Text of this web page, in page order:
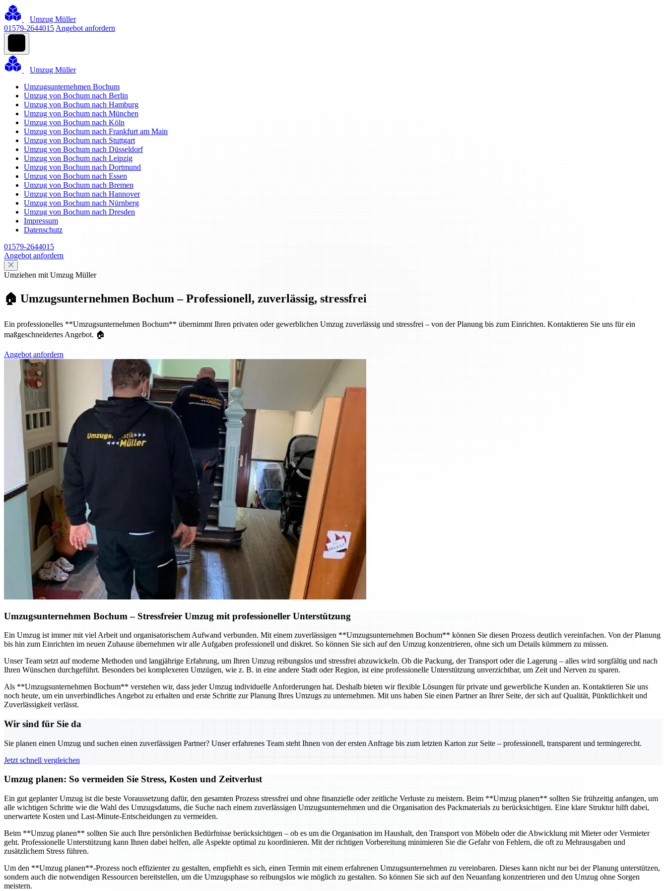
Umzug Müller
01579-2644015 Angebot anfordern
Umzug Müller
Umzugsunternehmen Bochum
Umzug von Bochum nach Berlin
Umzug von Bochum nach Hamburg
Umzug von Bochum nach München
Umzug von Bochum nach Köln
Umzug von Bochum nach Frankfurt am Main
Umzug von Bochum nach Stuttgart
Umzug von Bochum nach Düsseldorf
Umzug von Bochum nach Leipzig
Umzug von Bochum nach Dortmund
Umzug von Bochum nach Essen
Umzug von Bochum nach Bremen
Umzug von Bochum nach Hannover
Umzug von Bochum nach Nürnberg
Umzug von Bochum nach Dresden
Impressum
Datenschutz
01579-2644015
Angebot anfordern
Umziehen mit Umzug Müller
🏠 Umzugsunternehmen Bochum – Professionell, zuverlässig, stressfrei
Ein professionelles **Umzugsunternehmen Bochum** übernimmt Ihren privaten oder gewerblichen Umzug zuverlässig und stressfrei – von der Planung bis zum Einrichten. Kontaktieren Sie uns für ein
maßgeschneidertes Angebot. 🏠
Angebot anfordern
Umzugsunternehmen Bochum – Stressfreier Umzug mit professioneller Unterstützung
Ein Umzug ist immer mit viel Arbeit und organisatorischem Aufwand verbunden. Mit einem zuverlässigen **Umzugsunternehmen Bochum** können Sie diesen Prozess deutlich vereinfachen. Von der Planung
bis hin zum Einrichten im neuen Zuhause übernehmen wir alle Aufgaben professionell und diskret. So können Sie sich auf den Umzug konzentrieren, ohne sich um Details kümmern zu müssen.
Unser Team setzt auf moderne Methoden und langjährige Erfahrung, um Ihren Umzug reibungslos und stressfrei abzuwickeln. Ob die Packung, der Transport oder die Lagerung – alles wird sorgfältig und nach
Ihren Wünschen durchgeführt. Besonders bei komplexeren Umzügen, wie z. B. in eine andere Stadt oder Region, ist eine professionelle Unterstützung unverzichtbar, um Zeit und Nerven zu sparen.
Als **Umzugsunternehmen Bochum** verstehen wir, dass jeder Umzug individuelle Anforderungen hat. Deshalb bieten wir flexible Lösungen für private und gewerbliche Kunden an. Kontaktieren Sie uns
noch heute, um ein unverbindliches Angebot zu erhalten und erste Schritte zur Planung Ihres Umzugs zu unternehmen. Mit uns haben Sie einen Partner an Ihrer Seite, der sich auf Qualität, Pünktlichkeit und
Zuverlässigkeit verlässt.
Wir sind für Sie da
Sie planen einen Umzug und suchen einen zuverlässigen Partner? Unser erfahrenes Team steht Ihnen von der ersten Anfrage bis zum letzten Karton zur Seite – professionell, transparent und termingerecht.
Jetzt schnell vergleichen
Umzug planen: So vermeiden Sie Stress, Kosten und Zeitverlust
Ein gut geplanter Umzug ist die beste Voraussetzung dafür, den gesamten Prozess stressfrei und ohne finanzielle oder zeitliche Verluste zu meistern. Beim **Umzug planen** sollten Sie frühzeitig anfangen, um
alle wichtigen Schritte wie die Wahl des Umzugsdatums, die Suche nach einem zuverlässigen Umzugsunternehmen und die Organisation des Packmaterials zu berücksichtigen. Eine klare Struktur hilft dabei,
unerwartete Kosten und Last-Minute-Entscheidungen zu vermeiden.
Beim **Umzug planen** sollten Sie auch Ihre persönlichen Bedürfnisse berücksichtigen – ob es um die Organisation im Haushalt, den Transport von Möbeln oder die Abwicklung mit Mieter oder Vermieter
geht. Professionelle Unterstützung kann Ihnen dabei helfen, alle Aspekte optimal zu koordinieren. Mit der richtigen Vorbereitung minimieren Sie die Gefahr von Fehlern, die oft zu Mehrausgaben und
zusätzlichem Stress führen.
Um den **Umzug planen**-Prozess noch effizienter zu gestalten, empfiehlt es sich, einen Termin mit einem erfahrenen Umzugsunternehmen zu vereinbaren. Dieses kann nicht nur bei der Planung unterstützen,
sondern auch die notwendigen Ressourcen bereitstellen, um die Umzugsphase so reibungslos wie möglich zu gestalten. So können Sie sich auf den Neuanfang konzentrieren und den Umzug ohne Sorgen
meistern.